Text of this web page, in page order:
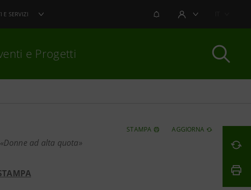
E SERVIZI NOTIFICHEAREA UTENTE
e Progetti
STAMPA AGGIORNA
ad alta quota»